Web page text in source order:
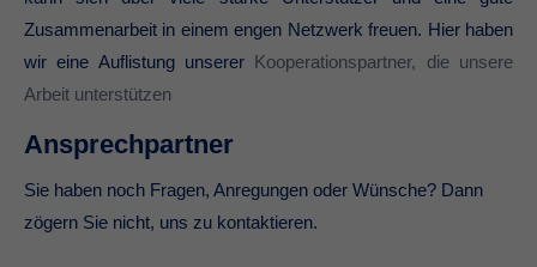
Zusammenarbeit in einem engen Netzwerk freuen. Hier haben
wir eine Auflistung unserer Kooperationspartner, die unsere
Arbeit unterstützen
Ansprechpartner
Sie haben noch Fragen, Anregungen oder Wünsche? Dann
zögern Sie nicht, uns zu kontaktieren.